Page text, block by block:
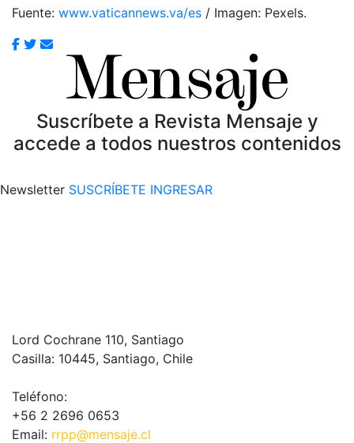
Fuente: www.vaticannews.va/es / Imagen: Pexels.
Suscríbete a Revista Mensaje y
accede a todos nuestros contenidos
Newsletter SUSCRÍBETE INGRESAR
Lord Cochrane 110, Santiago
Casilla: 10445, Santiago, Chile
Teléfono:
+56 2 2696 0653
Email: rrpp@mensaje.cl